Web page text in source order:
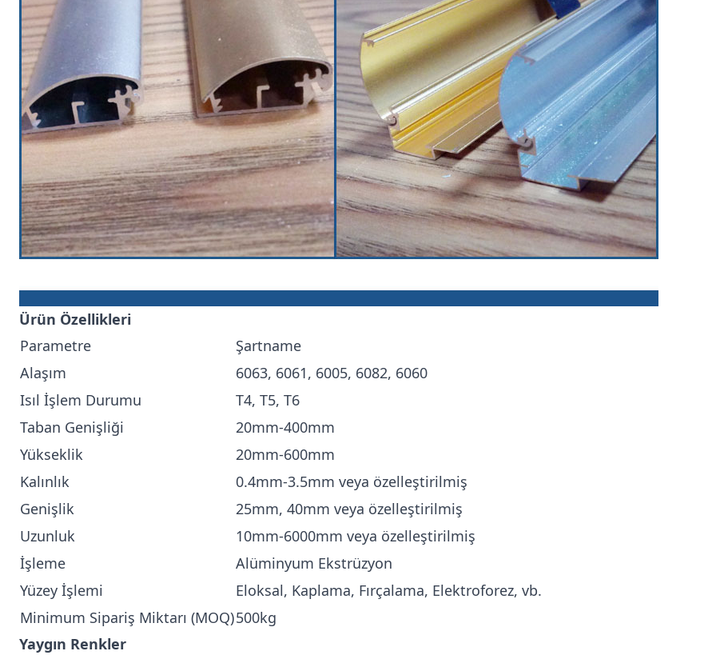
Ürün Özellikleri
Parametre
Şartname
Alaşım
6063, 6061, 6005, 6082, 6060
Isıl İşlem Durumu
T4, T5, T6
Taban Genişliği
20mm-400mm
Yükseklik
20mm-600mm
Kalınlık
0.4mm-3.5mm veya özelleştirilmiş
Genişlik
25mm, 40mm veya özelleştirilmiş
Uzunluk
10mm-6000mm veya özelleştirilmiş
İşleme
Alüminyum Ekstrüzyon
Yüzey İşlemi
Eloksal, Kaplama, Fırçalama, Elektroforez, vb.
Minimum Sipariş Miktarı (MOQ)500kg
Yaygın Renkler